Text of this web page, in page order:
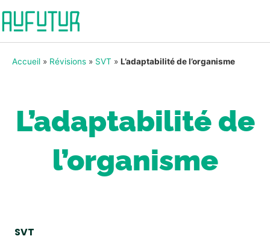
Accueil » Révisions » SVT » L’adaptabilité de l’organisme
L’adaptabilité de
l’organisme
SVT